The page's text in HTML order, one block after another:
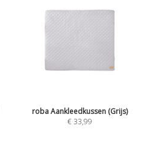
roba Aankleedkussen (Grijs)
€33,99